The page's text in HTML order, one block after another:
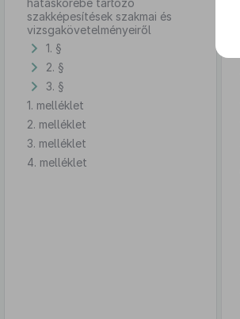
hatáskörébe tartozó
szakképesítések szakmai és
vizsgakövetelményeiről
1. §
2. §
3. §
1. melléklet
2. melléklet
3. melléklet
4. melléklet